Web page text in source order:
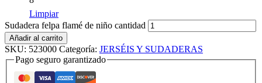
Limpiar
Sudadera felpa flamé de niño cantidad
Añadir al carrito
SKU: 523000 Categoría: JERSÉIS Y SUDADERAS
Pago seguro garantizado